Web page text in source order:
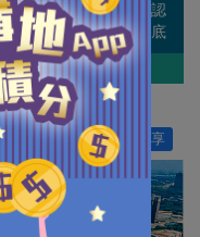
只會變成笑話，如果認
就用輸家的身份走到底
者其他博評
購內房企業﹖
分享
15